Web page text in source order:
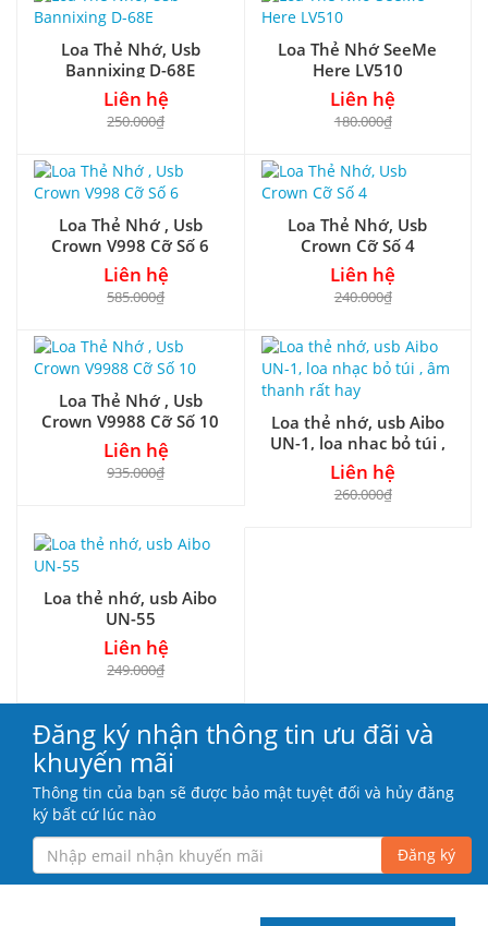
Loa Thẻ Nhớ, Usb
Bannixing D-68E
Liên hệ
250.000₫
Loa Thẻ Nhớ SeeMe
Here LV510
Liên hệ
180.000₫
Loa Thẻ Nhớ , Usb
Crown V998 Cỡ Số 6
Liên hệ
585.000₫
Loa Thẻ Nhớ, Usb
Crown Cỡ Số 4
Liên hệ
240.000₫
Loa Thẻ Nhớ , Usb
Crown V9988 Cỡ Số 10
Liên hệ
935.000₫
Loa thẻ nhớ, usb Aibo
UN-1, loa nhạc bỏ túi ,
âm thanh rất hay
Liên hệ
260.000₫
Loa thẻ nhớ, usb Aibo
UN-55
Liên hệ
249.000₫
Đăng ký nhận thông tin ưu đãi và
khuyến mãi
Thông tin của bạn sẽ được bảo mật tuyệt đối và hủy đăng
ký bất cứ lúc nào
Đăng ký